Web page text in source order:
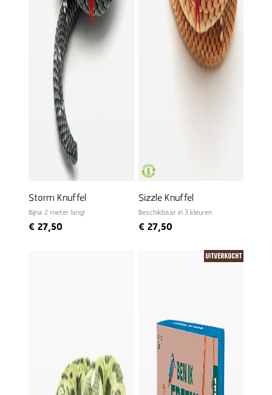
Storm Knuffel
Bijna 2 meter lang!
€ 27,50
Sizzle Knuffel
Beschikbaar in 3 kleuren
€27,50
Uitverkocht